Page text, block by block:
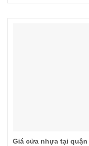
Giá cửa nhựa tại